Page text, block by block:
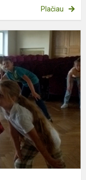
Plačiau